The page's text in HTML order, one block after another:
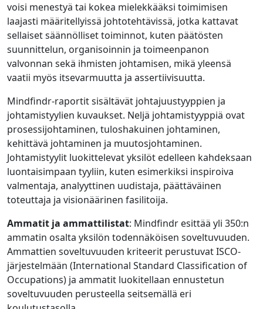
voisi menestyä tai kokea mielekkääksi toimimisen
laajasti määritellyissä johtotehtävissä, jotka kattavat
sellaiset säännölliset toiminnot, kuten päätösten
suunnittelun, organisoinnin ja toimeenpanon
valvonnan sekä ihmisten johtamisen, mikä yleensä
vaatii myös itsevarmuutta ja assertiivisuutta.
Mindfindr-raportit sisältävät johtajuustyyppien ja
johtamistyylien kuvaukset. Neljä johtamistyyppiä ovat
prosessijohtaminen, tuloshakuinen johtaminen,
kehittävä johtaminen ja muutosjohtaminen.
Johtamistyylit luokittelevat yksilöt edelleen kahdeksaan
luontaisimpaan tyyliin, kuten esimerkiksi inspiroiva
valmentaja, analyyttinen uudistaja, päättäväinen
toteuttaja ja visionäärinen fasilitoija.
Ammatit ja ammattilistat: Mindfindr esittää yli 350:n
ammatin osalta yksilön todennäköisen soveltuvuuden.
Ammattien soveltuvuuden kriteerit perustuvat ISCO-
järjestelmään (International Standard Classification of
Occupations) ja ammatit luokitellaan ennustetun
soveltuvuuden perusteella seitsemällä eri